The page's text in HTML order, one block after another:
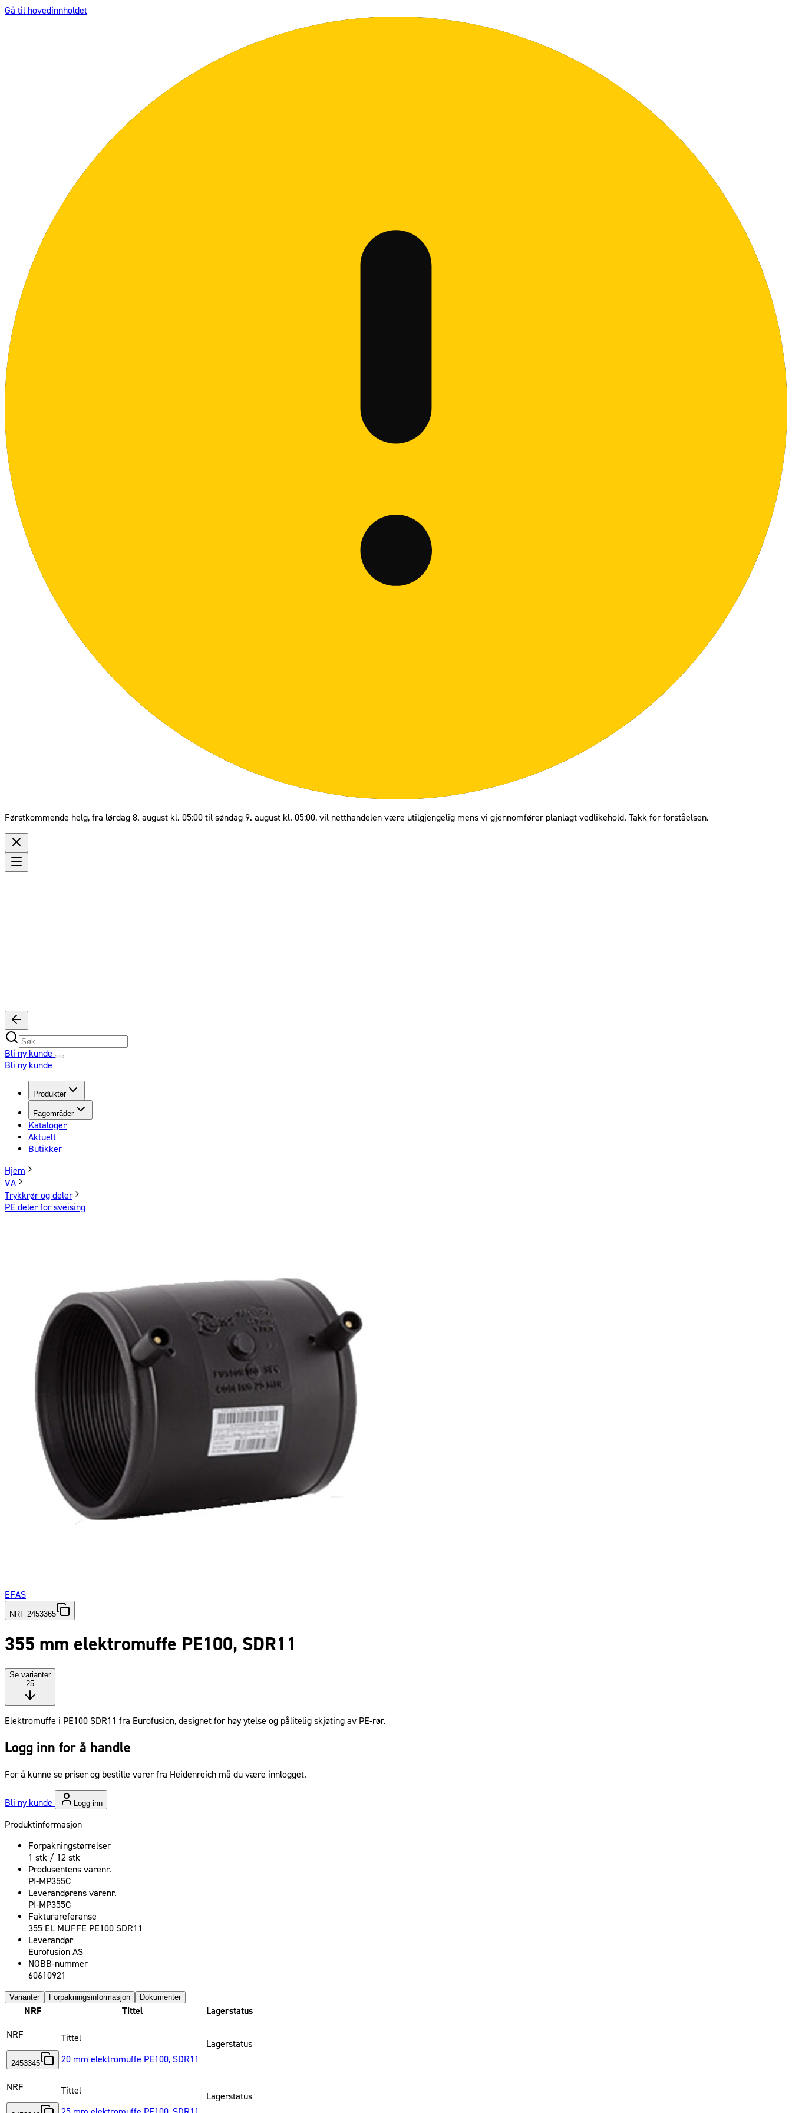
Gå til hovedinnholdet
Førstkommende helg, fra lørdag 8. august kl. 05:00 til søndag 9. august kl. 05:00, vil netthandelen være utilgjengelig mens vi gjennomfører planlagt vedlikehold. Takk for forståelsen.
Bli ny kunde
Bli ny kunde
Produkter
Fagområder
Kataloger
Aktuelt
Butikker
Hjem
VA
Trykkrør og deler
PE deler for sveising
EFAS
NRF 2453365
355 mm elektromuffe PE100, SDR11
Se varianter
25
Elektromuffe i PE100 SDR11 fra Eurofusion, designet for høy ytelse og pålitelig skjøting av PE-rør.
Logg inn for å handle
For å kunne se priser og bestille varer fra Heidenreich må du være innlogget.
Bli ny kunde Logg inn
Produktinformasjon
Forpakningstørrelser
1 stk / 12 stk
Produsentens varenr.
PI-MP355C
Leverandørens varenr.
PI-MP355C
Fakturareferanse
355 EL MUFFE PE100 SDR11
Leverandør
Eurofusion AS
NOBB-nummer
60610921
Varianter Forpakningsinformasjon Dokumenter
NRF Tittel
Lagerstatus
NRF
2453345
Tittel
20 mm elektromuffe PE100, SDR11
Lagerstatus
NRF
Tittel
Lagerstatus